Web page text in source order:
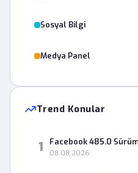
Sosyal Bilgi
Medya Panel
Trend Konular
1 Facebook 485.0
08.08.2026